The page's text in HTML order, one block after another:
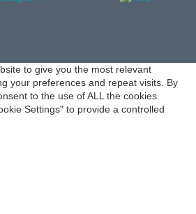
improve your experience while you
Out of these, the cookies that are